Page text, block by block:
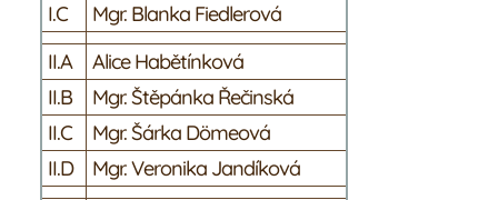
Žáci
Rodiče
I.C
Mgr. Blanka Fiedlerová
II.A
Alice Habětínková
II.B
Mgr. Štěpánka Řečinská
II.C
Mgr. Šárka Dömeová
II.D
Mgr. Veronika Jandíková